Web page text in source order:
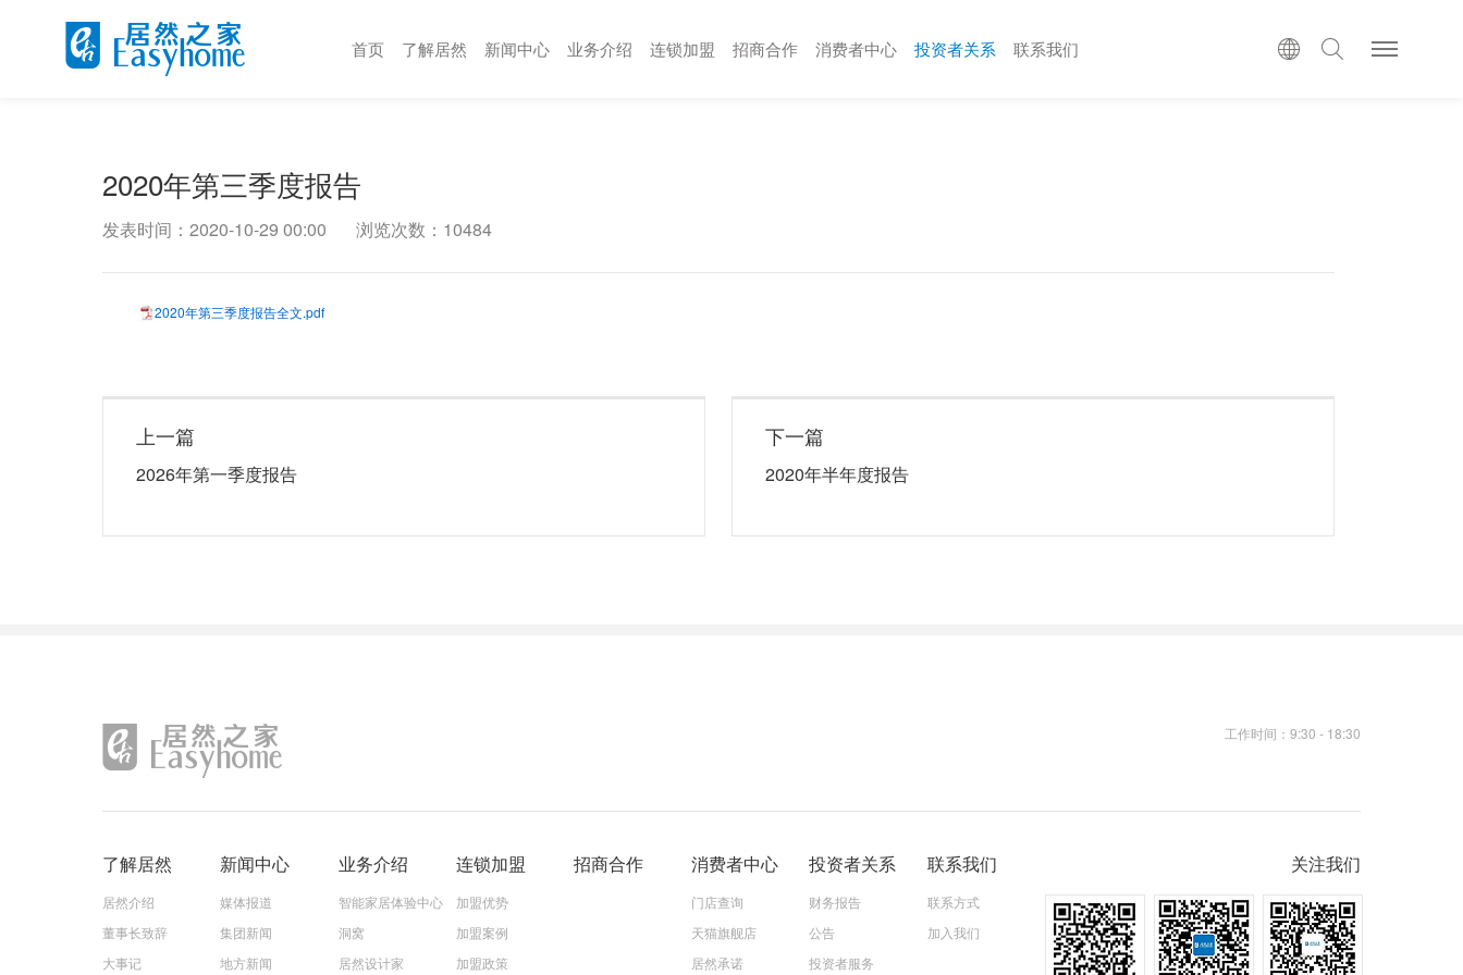
首页 了解居然 新闻中心 业务介绍 连锁加盟 招商合作 消费者中心 投资者关系 联系我们
2020年第三季度报告
发表时间：2020-10-29 00:00 浏览次数：10484
2020年第三季度报告全文.pdf
上一篇
2026年第一季度报告
下一篇
2020年半年度报告
工作时间：9:30 - 18:30
了解居然
居然介绍
董事长致辞
大事记
新闻中心
媒体报道
集团新闻
地方新闻
业务介绍
智能家居体验中心
洞窝
居然设计家
连锁加盟
加盟优势
加盟案例
加盟政策
招商合作 消费者中心
门店查询
天猫旗舰店
居然承诺
投资者关系
财务报告
公告
投资者服务
联系我们
联系方式
加入我们
关注我们